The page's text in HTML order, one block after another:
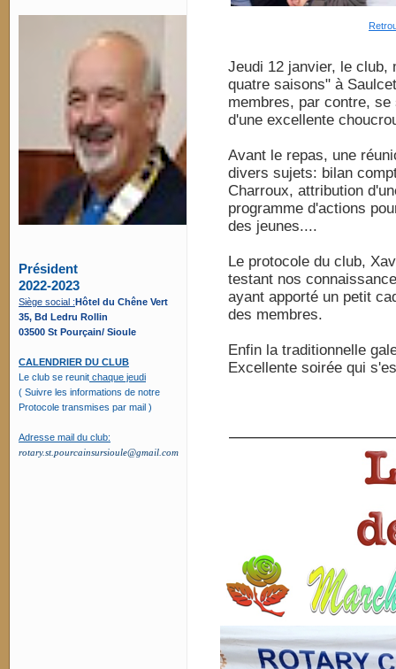
Président
2022-2023
Siège social :Hôtel du Chêne Vert
35, Bd Ledru Rollin
03500 St Pourçain/ Sioule
CALENDRIER DU CLUB
Le club se reunit chaque jeudi
( Suivre les informations de notre
Protocole transmises par mail )
Adresse mail du club:
rotary.st.pourcainsursioule@gmail.com
Jeudi 12 janvier, le club,
quatre saisons" à
membres, par contre,
d'une excellente
Avant le repas, une
divers sujets: bilan
Charroux, attribution
programme d'actions
des jeunes....
Le protocole du club,
testant nos
ayant apporté un petit
des membres.
Enfin la traditionnelle
Excellente soirée qui